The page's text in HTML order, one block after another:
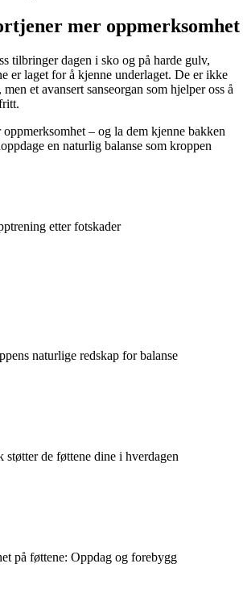
mer oppmerksomhet
tilbringer dagen i sko og på harde gulv,
er laget for å kjenne underlaget. De er ikke
et avansert sanseorgan som hjelper oss å
– og la dem kjenne bakken
en naturlig balanse som kroppen
etter fotskader
naturlige redskap for balanse
de føttene dine i hverdagen
på føttene: Oppdag og forebygg